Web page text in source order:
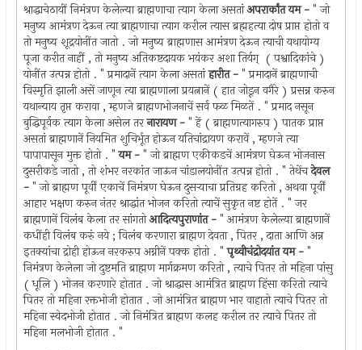
श्राद्धाचेठायीं निमंत्रण केलेल्या ब्राह्मणाचा त्याग केला असतांअपरार्कांत यम -" जो
मनुष्य आमंत्रण देऊन त्या ब्राह्मणाचा त्याग करील त्यास ब्रह्महत्या दोष प्राप्त होतो व
तो मनुष्य शूद्रयोनींत जातो . जो मनुष्य ब्राह्मणास आमंत्रण देऊन त्याची यथायोग्य
पूजा करीत नाहीं , तो मनुष्य अतिकष्टदायक भयंकर अशा तिर्यग् ‍ ( पश्वादिकांचे )
योनींत उत्पन्न होतो . " प्रमादानें त्याग केला असतांहारीत -" प्रमादानें ब्राह्मणाची
विस्मृति झाली असें जाणून त्या ब्राह्मणाला प्रयत्नानें ( हात जोडून वगैरे ) प्रसन्न करुन
यथान्याय तृप्त करावा , म्हणजे ब्राह्मणभोजनाचें सर्व फळ मिळतें . " प्रमाद नसून
बुद्धिपूर्वक त्याग केला असेल तरनारायण -" हें ( ब्राह्मणत्यागरुप ) पातक प्राप्त
असतां ब्राह्मणानें नियमित शुचिर्भूत होऊन यतिचांद्रायण करावें , म्हणजे त्या
पापापासून मुक्त होतो . "यम -" जो ब्राह्मण एकीकडचें आमंत्रण घेऊन भोजनास
दुसरीकडे जातो , तो शंभर नरकांत जाऊन चांडालयोनींत उत्पन्न होतो . " तेथेंचदेवल
-" जो ब्राह्मण पूर्वीं एकाचें निमंत्रण घेऊन दुसर्‍याचा प्रतिग्रह करितो , अथवा पूर्वीं
आहार भक्षण करुन नंतर श्राद्धांत भोजन करितो त्याचें सुकृत नष्ट होतें . " जर
ब्राह्मणानें विलंब केला तर सांगतोआदित्यपुराणांत -" आमंत्रण केलेल्या ब्राह्मणानें
कधींही विलंब करुं नये ; विलंब करणारा ब्राह्मण देवता , पितर , दाता आणि अन्न
इतक्यांचा द्रोही होऊन नरकरुप अग्नीनें पक्क होतो . "पृथ्वीचंद्रोदयांत यम -"
निमंत्रण केलेला जो दुष्टमति ब्राह्मण मार्गक्रमण करितो , त्याचे पितर तो महिना पांसु
( धूलि ) भोजन करणारे होतात . जो श्राद्धास आमंत्रित ब्राह्मण हिंसा करितो त्याचे
पितर तो महिना रक्तभोजी होतात . जो आमंत्रित ब्राह्मण भार वाहातो त्याचे पितर तो
महिना स्वेदभोजी होतात . जो निमंत्रित ब्राह्मण कलह करील तर त्याचे पितर तो
महिना मलभोजी होतात . "